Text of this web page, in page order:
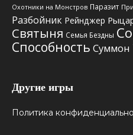
Охотники на Монстров Паразит
Разбойник Рейнджер
Святыня Семья Бездны
Способность Суммон
Другие игры
Политика